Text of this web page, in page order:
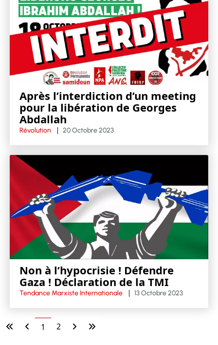
Après l’interdiction d’un meeting
pour la libération de Georges
Abdallah
Révolution 20 Octobre 2023
Non à l’hypocrisie ! Défendre
Gaza ! Déclaration de la TMI
Tendance Marxiste Internationale 13 Octobre 2023
1 2